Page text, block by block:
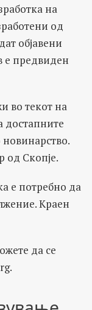
на
од
објавени
е предвиден
во текот на
достапните
од Скопје.
е потребно да
Краен
да се
.